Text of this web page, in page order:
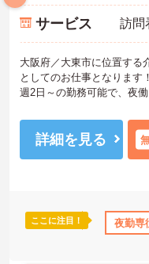
サポート 研修制度あり
サービス 訪問
大阪府／大東市に位置する
としてのお仕事となります！
週2日～の勤務可能で、夜
るので、お仕事を始める際
ご興味ある方は面接ポイン
詳細を見る
ここに注目！ 夜勤専